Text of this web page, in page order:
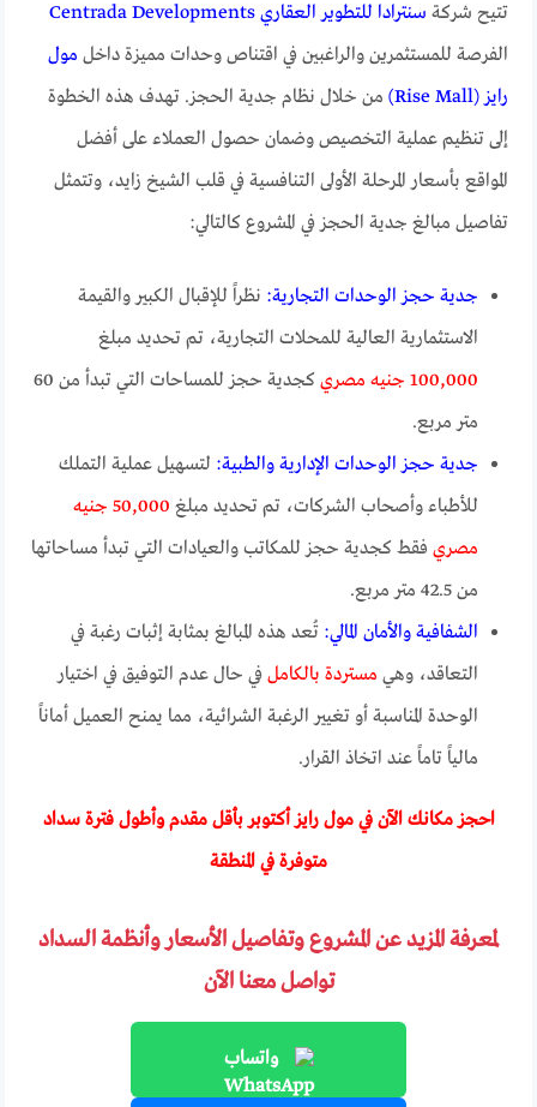
تتيح شركة سنترادا للتطوير العقاري Centrada Developments
الفرصة للمستثمرين والراغبين في اقتناص وحدات مميزة داخل مول
رايز (Rise Mall)
من خلال نظام جدية الحجز. تهدف هذه الخطوة
إلى تنظيم عملية التخصيص وضمان حصول العملاء على أفضل
المواقع بأسعار المرحلة الأولى التنافسية في قلب الشيخ زايد، وتتمثل
تفاصيل مبالغ جدية الحجز في المشروع كالتالي:
جدية حجز الوحدات التجارية: نظراً للإقبال الكبير والقيمة
الاستثمارية العالية للمحلات التجارية، تم تحديد مبلغ
100,000 جنيه مصري
كجدية حجز للمساحات التي تبدأ من 60
متر مربع.
جدية حجز الوحدات الإدارية والطبية: لتسهيل عملية التملك
للأطباء وأصحاب الشركات، تم تحديد مبلغ
50,000 جنيه
مصري فقط كجدية حجز للمكاتب والعيادات التي تبدأ مساحاتها
من 42.5 متر مربع.
الشفافية والأمان المالي: تُعد هذه المبالغ بمثابة إثبات رغبة في
التعاقد، وهي مستردة بالكامل في حال عدم التوفيق في اختيار
الوحدة المناسبة أو تغيير الرغبة الشرائية، مما يمنح العميل أماناً
مالياً تاماً عند اتخاذ القرار.
احجز مكانك الآن في مول رايز أكتوبر بأقل مقدم وأطول فترة سداد
متوفرة في المنطقة
لمعرفة المزيد عن المشروع وتفاصيل الأسعار وأنظمة السداد
تواصل معنا الآن
واتساب